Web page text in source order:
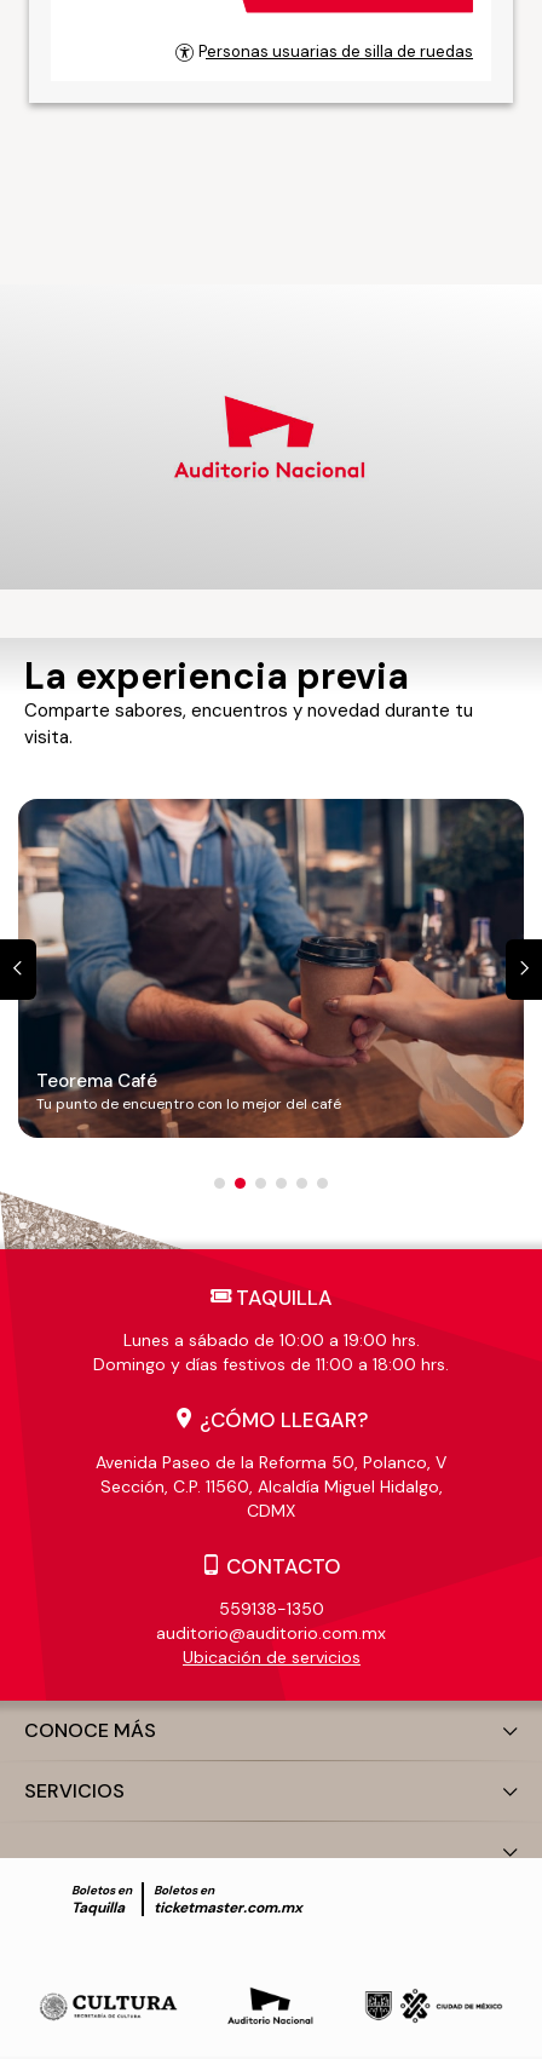
Personas usuarias de silla de ruedas
La experiencia previa
Comparte sabores, encuentros y novedad durante tu
visita.
Teorema Café
Tu punto de encuentro con lo mejor del café
TAQUILLA
Lunes a sábado de 10:00 a 19:00 hrs.
Domingo y días festivos de 11:00 a 18:00 hrs.
¿CÓMO LLEGAR?
Avenida Paseo de la Reforma 50, Polanco, V
Sección, C.P. 11560, Alcaldía Miguel Hidalgo,
CDMX
CONTACTO
559138-1350
auditorio@auditorio.com.mx
Ubicación de servicios
CONOCE MÁS
SERVICIOS
Boletos en
Taquilla
Boletos en
ticketmaster.com.mx